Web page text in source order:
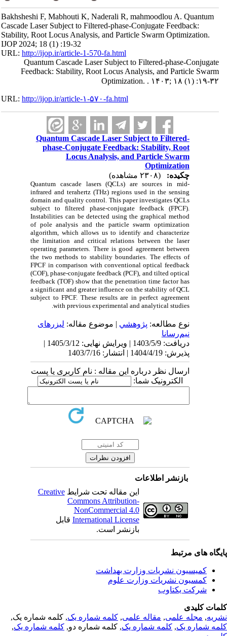
Bakhsheshi F, Mabhouti K, Naderali R, mahmoodlou A. Quantum
Cascade Laser Subject to Filtered-phase-Conjugate Feedback:
Stability, Root Locus Analysis, and Particle Swarm Optimization.
IJOP 2024; 18 (1) :19-32
URL:http://ijop.ir/article-1-570-fa.html
Quantum Cascade Laser Subject to Filtered-phase-Conjugate
Feedback: Stability, Root Locus Analysis, and Particle Swarm
Optimization. . ۱۴۰۳; ۱۸ (۱) :۱۹-۳۲
URL:http://ijop.ir/article-۱-۵۷۰-fa.html
Quantum Cascade Laser Subject to Filtered-
phase-Conjugate Feedback: Stability, Root
Locus Analysis, and Particle Swarm
Optimization
چکیده:
Quantum cascade lasers (QCLs) are sources in mid-
infrared and terahertz (THz) regions used in the sensing
domain and quality control.This paper investigates QCLs
subject to filtered phase-conjugate feedback (FPCF).
Instabilities can be detected using the graphical method
of pole analysis and the particle swarm optimization
algorithm, which allows us to identify and characterize
the limitation and critical relations between the laser
operating parameters.There is good agreement between
the two methods to stability boundaries. The effects of
FPCF in comparison with conventional optical feedback
(COF), phase-conjugate feedback (PCF), and tilted optical
feedback (TOF) show that the penetration time factor has
a significant and greater influence on the stability of QCL
subject to FPCF. These results are in perfect agreement
with previous experimental and analytical studies.
نوع مطالعه:پژوهشي| موضوع مقاله:لیزرهای
نیم‌رسانا
دریافت: 1403/5/9 | ویرایش نهایی: 1405/3/12 |
پذیرش: 1404/4/19 | انتشار: 1403/7/16
ارسال نظر درباره این مقاله : نام کاربری یا پست
الکترونیک شما:
بازنشر اطلاعات
این مقاله تحت شرایطCreative
Commons Attribution-
NonCommercial 4.0
International Licenseقابل
بازنشر است.
های مرتبط
کمیسیون نشریات وزارت بهداشت
کمسیون نشریات وزارت علوم
شرکت یکتاوب
کلیدی
,مجله علمی, مقاله علمی, کلمه شماره یک, کلمه شماره یک,
شماره یک,کلمه شماره یک, کلمه شماره دو,کلمه شماره یک,